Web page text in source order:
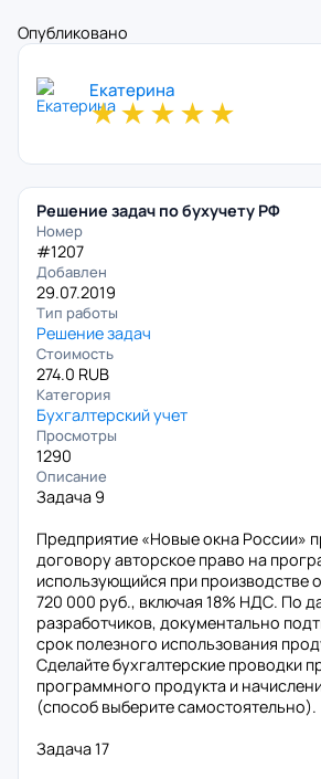
Опубликовано
Екатерина
★★★★★
Решение задач по бухучету РФ
Номер
#1207
Добавлен
29.07.2019
Тип работы
Решение задач
Стоимость
274.0 RUB
Категория
Бухгалтерский учет
Просмотры
1290
Описание
Задача 9
Предприятие «Новые окна России»
договору авторское право на
использующийся при производстве
720 000 руб., включая 18% НДС. По
разработчиков, документально
срок полезного использования
Сделайте бухгалтерские проводки
программного продукта и
(способ выберите самостоятельно).
Задача 17